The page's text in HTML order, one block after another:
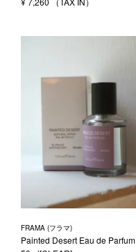
FRAMA (フラマ)
Painted Desert Eau de Parfum